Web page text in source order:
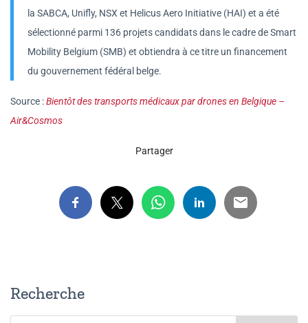
la SABCA, Unifly, NSX et Helicus Aero Initiative (HAI) et a été
sélectionné parmi 136 projets candidats dans le cadre de Smart
Mobility Belgium (SMB) et obtiendra à ce titre un financement
du gouvernement fédéral belge.
Source :Bientôt des transports médicaux par drones en Belgique –
Air&Cosmos
Partager
Recherche